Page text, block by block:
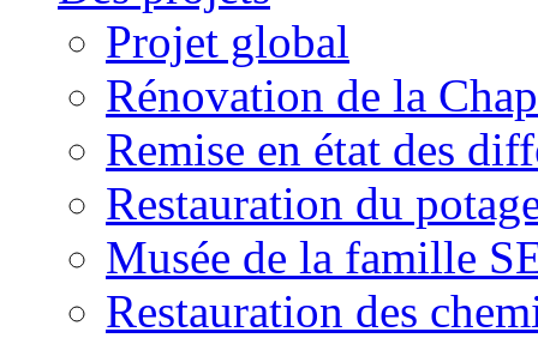
Projet global
Rénovation de la
Remise en état des
Restauration du
Musée de la famille
Restauration des